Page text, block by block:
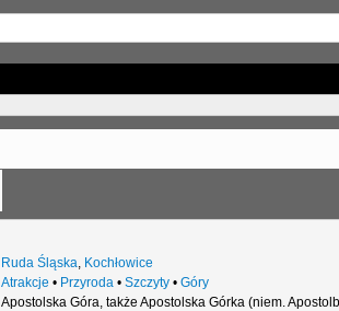
Ruda Śląska Kochłowice
Atrakcje • Przyroda • Szczyty• Góry
Apostolska Góra, także Apostolska Górka (niem.